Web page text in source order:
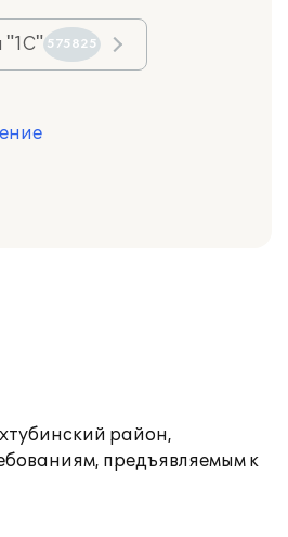
"1С" 575825
район,
предъявляемым к